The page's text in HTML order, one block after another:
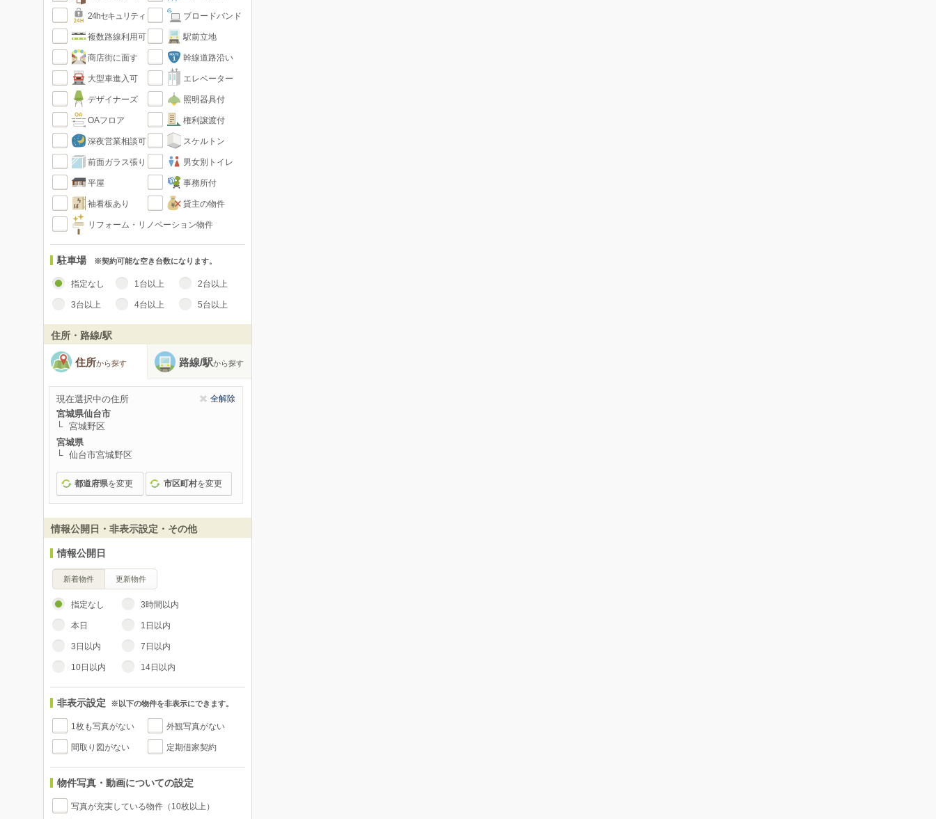
24hセキュリティ ブロードバンド
複数路線利用可 駅前立地
商店街に面す 幹線道路沿い
大型車進入可 エレベーター
デザイナーズ 照明器具付
OAフロア 権利譲渡付
深夜営業相談可 スケルトン
前面ガラス張り 男女別トイレ
平屋 事務所付
袖看板あり 貸主の物件
リフォーム・リノベーション物件
駐車場 ※契約可能な空き台数になります。
指定なし 1台以上 2台以上
3台以上 4台以上 5台以上
住所・路線/駅
住所から探す 路線/駅から探す
現在選択中の住所 全解除
宮城県仙台市
宮城野区
宮城県
仙台市宮城野区
都道府県を変更 市区町村を変更
情報公開日・非表示設定・その他
情報公開日
新着物件 更新物件
指定なし 3時間以内
本日 1日以内
3日以内 7日以内
10日以内 14日以内
非表示設定 ※以下の物件を非表示にできます。
1枚も写真がない 外観写真がない
間取り図がない 定期借家契約
物件写真・動画についての設定
写真が充実している物件（10枚以上）